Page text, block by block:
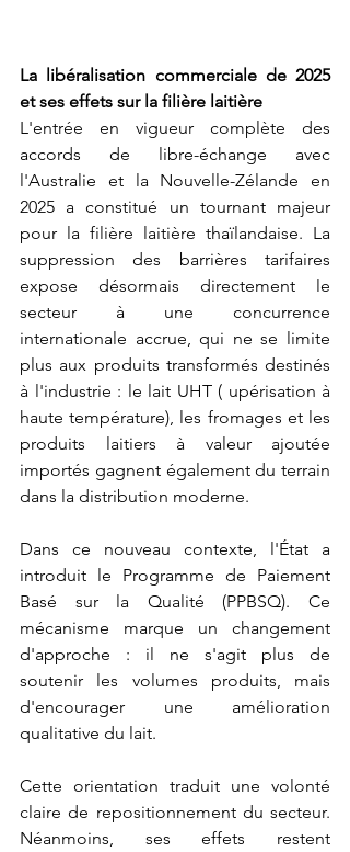
La libéralisation commerciale de 2025
et ses effets sur la filière laitière
L'entrée en vigueur complète des
accords de libre-échange avec
l'Australie et la Nouvelle-Zélande en
2025 a constitué un tournant majeur
pour la filière laitière thaïlandaise. La
suppression des barrières tarifaires
expose désormais directement le
secteur à une concurrence
internationale accrue, qui ne se limite
plus aux produits transformés destinés
à l'industrie : le lait UHT ( upérisation à
haute température) les fromages et les
produits laitiers à valeur ajoutée
importés gagnent également du terrain
dans la distribution moderne.
Dans ce nouveau contexte, l'État a
introduit le Programme de Paiement
Basé sur la Qualité (PPBSQ). Ce
mécanisme marque un changement
d'approche : il ne s'agit plus de
soutenir les volumes produits, mais
d'encourager une amélioration
qualitative du lait.
Cette orientation traduit une volonté
claire de repositionnement du secteur.
Néanmoins, ses effets restent